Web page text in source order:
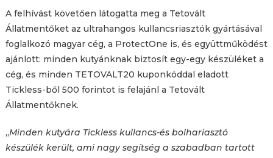
A felhívást követően látogatta meg a Tetovált
Állatmentőket az ultrahangos kullancsriasztók gyártásával
foglalkozó magyar cég, a ProtectOne is, és együttműködést
ajánlott: minden kutyánknak biztosít egy-egy készüléket a
cég, és minden TETOVALT20 kuponkóddal eladott
Tickless-ből 500 forintot is felajánl a Tetovált
Állatmentőknek.
„Minden kutyára Tickless kullancs-és bolhariasztó
készülék került, ami nagy segítség a szabadban tartott